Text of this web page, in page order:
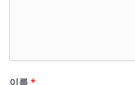
이름*